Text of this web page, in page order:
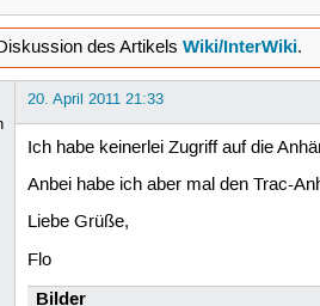
des Artikels Wiki/InterWiki.
20. April 2011 21:33
Ich habe keinerlei Zugriff auf die
Anbei habe ich aber mal den Trac-
Liebe Grüße,
Flo
Bilder